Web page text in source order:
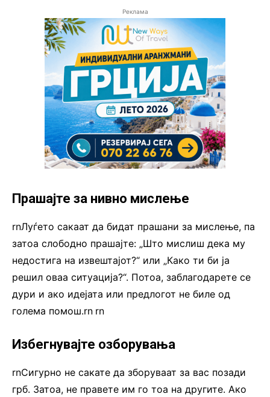
Реклама
Прашајте за нивно мислење
rnЛуѓето сакаат да бидат прашани за мислење, па
затоа слободно прашајте: „Што мислиш дека му
недостига на извештајот?“ или „Како ти би ја
решил оваа ситуација?“. Потоа, заблагодарете се
дури и ако идејата или предлогот не биле од
голема помош.rn rn
Избегнувајте озборувања
rnСигурно не сакате да зборуваат за вас позади
грб. Затоа, не правете им го тоа на другите. Ако